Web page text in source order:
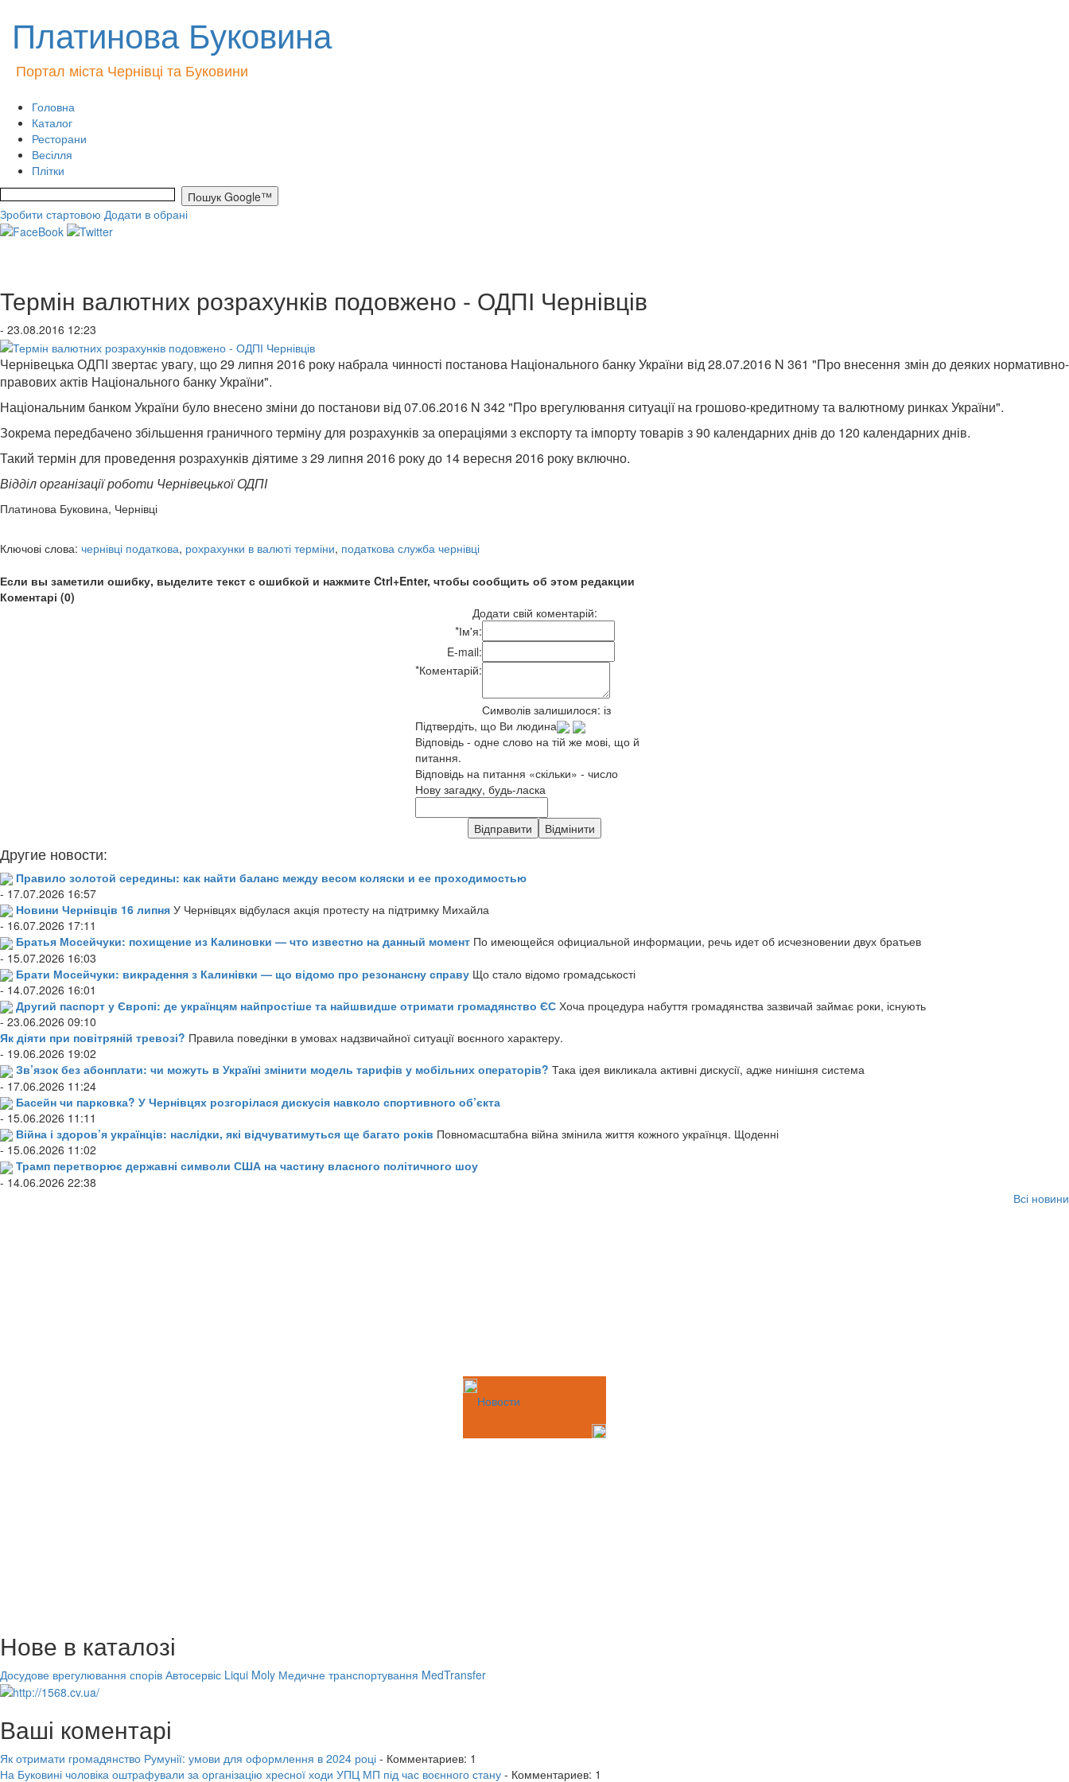
Платинова Буковина
Портал міста Чернівці та Буковини
Головна
Каталог
Ресторани
Весілля
Плітки
Зробити стартовою Додати в обрані
Термін валютних розрахунків подовжено - ОДПІ Чернівців
- 23.08.2016 12:23
Чернівецька ОДПІ звертає увагу, що 29 липня 2016 року набрала чинності постанова Національного банку України від 28.07.2016 N 361 "Про внесення змін до деяких нормативно-
правових актів Національного банку України".
Національним банком України було внесено зміни до постанови від 07.06.2016 N 342 "Про врегулювання ситуації на грошово-кредитному та валютному ринках України".
Зокрема передбачено збільшення граничного терміну для розрахунків за операціями з експорту та імпорту товарів з 90 календарних днів до 120 календарних днів.
Такий термін для проведення розрахунків діятиме з 29 липня 2016 року до 14 вересня 2016 року включно.
Відділ організації роботи Чернівецької ОДПІ
Платинова Буковина, Чернівці
Ключові слова: чернівці податкова, рохрахунки в валюті терміни, податкова служба чернівці
Если вы заметили ошибку, выделите текст с ошибкой и нажмите Ctrl+Enter, чтобы сообщить об этом редакции
Коментарі (0)
Додати свій коментарій:
*Ім'я:
E-mail:
*Коментарій:
Символів залишилося: із
Підтвердіть, що Ви людина
Відповідь - одне слово на тій же мові, що й
питання.
Відповідь на питання «скільки» - число
Нову загадку, будь-ласка
Другие новости:
Правило золотой середины: как найти баланс между весом коляски и ее проходимостью
- 17.07.2026 16:57
Новини Чернівців 16 липня У Чернівцях відбулася акція протесту на підтримку Михайла
- 16.07.2026 17:11
Братья Мосейчуки: похищение из Калиновки — что известно на данный момент По имеющейся официальной информации, речь идет об исчезновении двух братьев
- 15.07.2026 16:03
Брати Мосейчуки: викрадення з Калинівки — що відомо про резонансну справу Що стало відомо громадськості
- 14.07.2026 16:01
Другий паспорт у Європі: де українцям найпростіше та найшвидше отримати громадянство ЄС Хоча процедура набуття громадянства зазвичай займає роки, існують
- 23.06.2026 09:10
Як діяти при повітряній тревозі? Правила поведінки в умовах надзвичайної ситуації воєнного характеру.
- 19.06.2026 19:02
Зв’язок без абонплати: чи можуть в Україні змінити модель тарифів у мобільних операторів? Така ідея викликала активні дискусії, адже нинішня система
- 17.06.2026 11:24
Басейн чи парковка? У Чернівцях розгорілася дискусія навколо спортивного об’єкта
- 15.06.2026 11:11
Війна і здоров’я українців: наслідки, які відчуватимуться ще багато років Повномасштабна війна змінила життя кожного українця. Щоденні
- 15.06.2026 11:02
Трамп перетворює державні символи США на частину власного політичного шоу
- 14.06.2026 22:38
Всі новини
Новости
Нове в каталозі
Досудове врегулювання спорів Автосервіс Liqui Moly Медичне транспортування MedTransfer
Ваші коментарі
Як отримати громадянство Румунії: умови для оформлення в 2024 році - Комментариев: 1
На Буковині чоловіка оштрафували за організацію хресної ходи УПЦ МП під час воєнного стану - Комментариев: 1